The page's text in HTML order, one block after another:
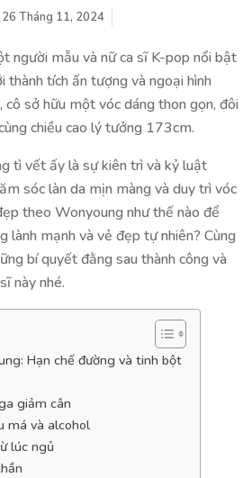
26 Tháng 11, 2024
người mẫu và nữ ca sĩ K-pop nổi bật
thành tích ấn tượng và ngoại hình
sở hữu một vóc dáng thon gọn, đôi
chiều cao lý tưởng 173cm.
tì vết ấy là sự kiên trì và kỷ luật
sóc làn da mịn màng và duy trì vóc
theo Wonyoung như thế nào để
lành mạnh và vẻ đẹp tự nhiên? Cùng
bí quyết đằng sau thành công và
này nhé.
Hạn chế đường và tinh bột
giảm cân
má và alcohol
lúc ngủ